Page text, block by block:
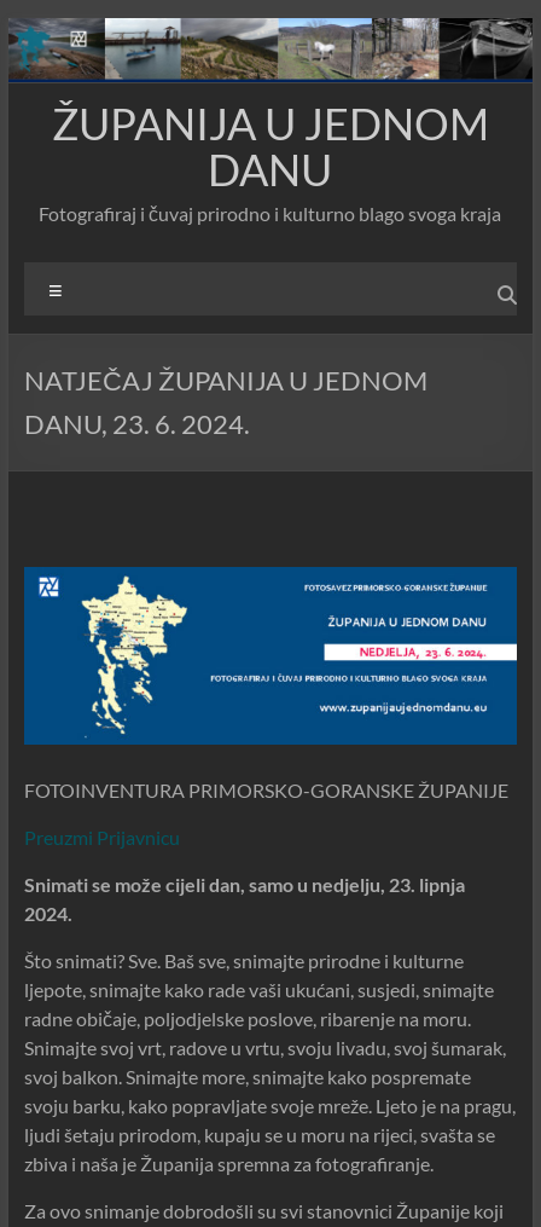
Skip
to
content
ŽUPANIJA U JEDNOM
DANU
Fotografiraj i čuvaj prirodno i kulturno blago svoga kraja
NATJEČAJ ŽUPANIJA U JEDNOM
DANU, 23. 6. 2024.
FOTOINVENTURA PRIMORSKO-GORANSKE ŽUPANIJE
Preuzmi Prijavnicu
Snimati se može cijeli dan, samo u nedjelju, 23. lipnja
2024.
Što snimati? Sve. Baš sve, snimajte prirodne i kulturne
ljepote, snimajte kako rade vaši ukućani, susjedi, snimajte
radne običaje, poljodjelske poslove, ribarenje na moru.
Snimajte svoj vrt, radove u vrtu, svoju livadu, svoj šumarak,
svoj balkon. Snimajte more, snimajte kako pospremate
svoju barku, kako popravljate svoje mreže. Ljeto je na pragu,
ljudi šetaju prirodom, kupaju se u moru na rijeci, svašta se
zbiva i naša je Županija spremna za fotografiranje.
Za ovo snimanje dobrodošli su svi stanovnici Županije koji